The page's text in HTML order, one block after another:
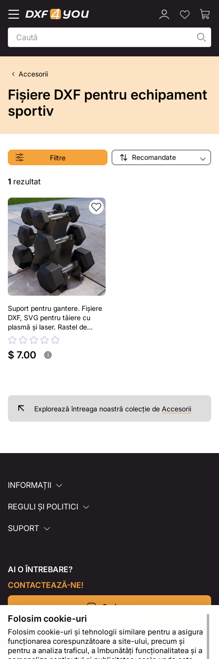
Accesorii
Fișiere DXF pentru echipament
sportiv
Filtre Recomandate
1 rezultat
Suport pentru gantere. Fișiere
DXF, SVG pentru tăiere cu
plasmă și laser. Rastel de
gantere
$ 7.00 i
Explorează întreaga noastră colecție de Accesorii
INFORMAȚII
REGULI ȘI POLITICI
SUPORT
AI O ÎNTREBARE?
CONTACTEAZĂ-NE!
Scrie-ne
Folosim cookie-uri
Folosim cookie-uri și tehnologii similare pentru a asigura
funcționarea corespunzătoare a site-ului, precum și
pentru a analiza traficul, a îmbunătăți funcționalitatea și a